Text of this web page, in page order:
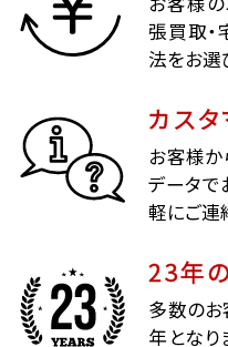
張買取・
法をお選
カス
お客様か
データで
軽にご連
23年
多数のお
年となり